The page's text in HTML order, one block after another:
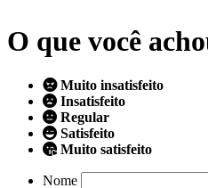
O que você
Muito insatisfeito
Insatisfeito
Regular
Satisfeito
Muito satisfeito
Nome